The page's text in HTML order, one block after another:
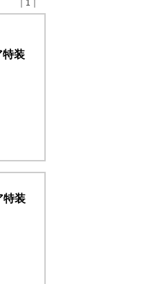
｜1｜
特装
特装